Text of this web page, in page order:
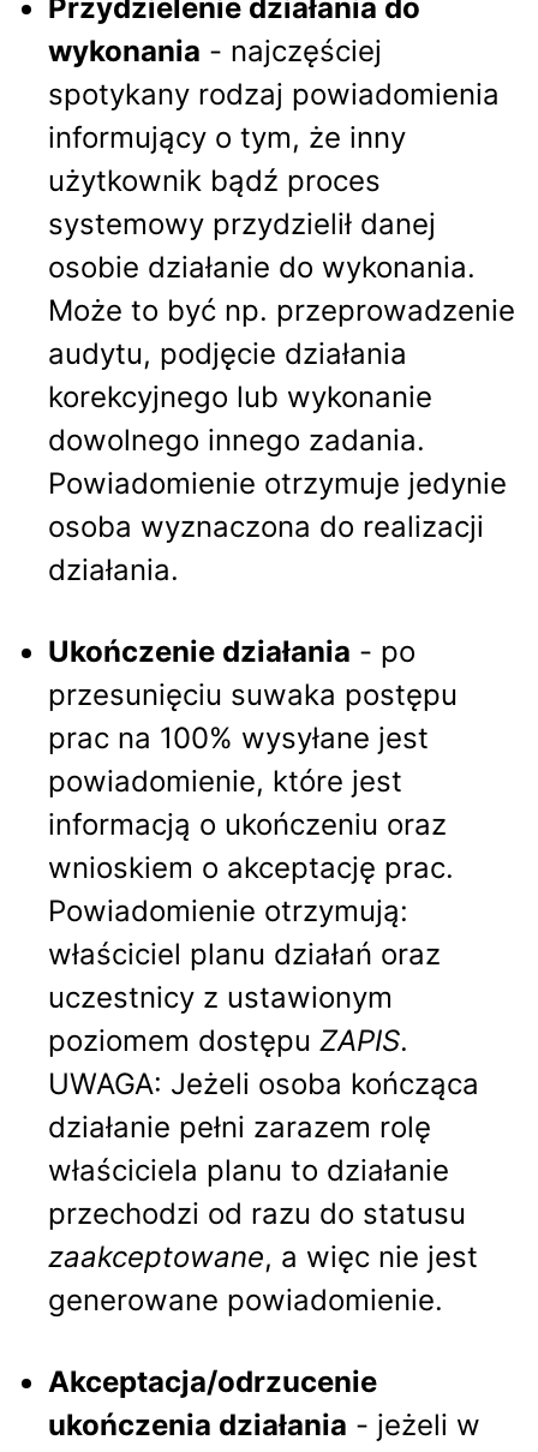
Przydzielenie działania do
wykonania - najczęściej
spotykany rodzaj powiadomienia
informujący o tym, że inny
użytkownik bądź proces
systemowy przydzielił danej
osobie działanie do wykonania.
Może to być np. przeprowadzenie
audytu, podjęcie działania
korekcyjnego lub wykonanie
dowolnego innego zadania.
Powiadomienie otrzymuje jedynie
osoba wyznaczona do realizacji
działania.
Ukończenie działania - po
przesunięciu suwaka postępu
prac na 100% wysyłane jest
powiadomienie, które jest
informacją o ukończeniu oraz
wnioskiem o akceptację prac.
Powiadomienie otrzymują:
właściciel planu działań oraz
uczestnicy z ustawionym
poziomem dostępu ZAPIS.
UWAGA: Jeżeli osoba kończąca
działanie pełni zarazem rolę
właściciela planu to działanie
przechodzi od razu do statusu
zaakceptowane, a więc nie jest
generowane powiadomienie.
Akceptacja/odrzucenie
ukończenia działania - jeżeli w